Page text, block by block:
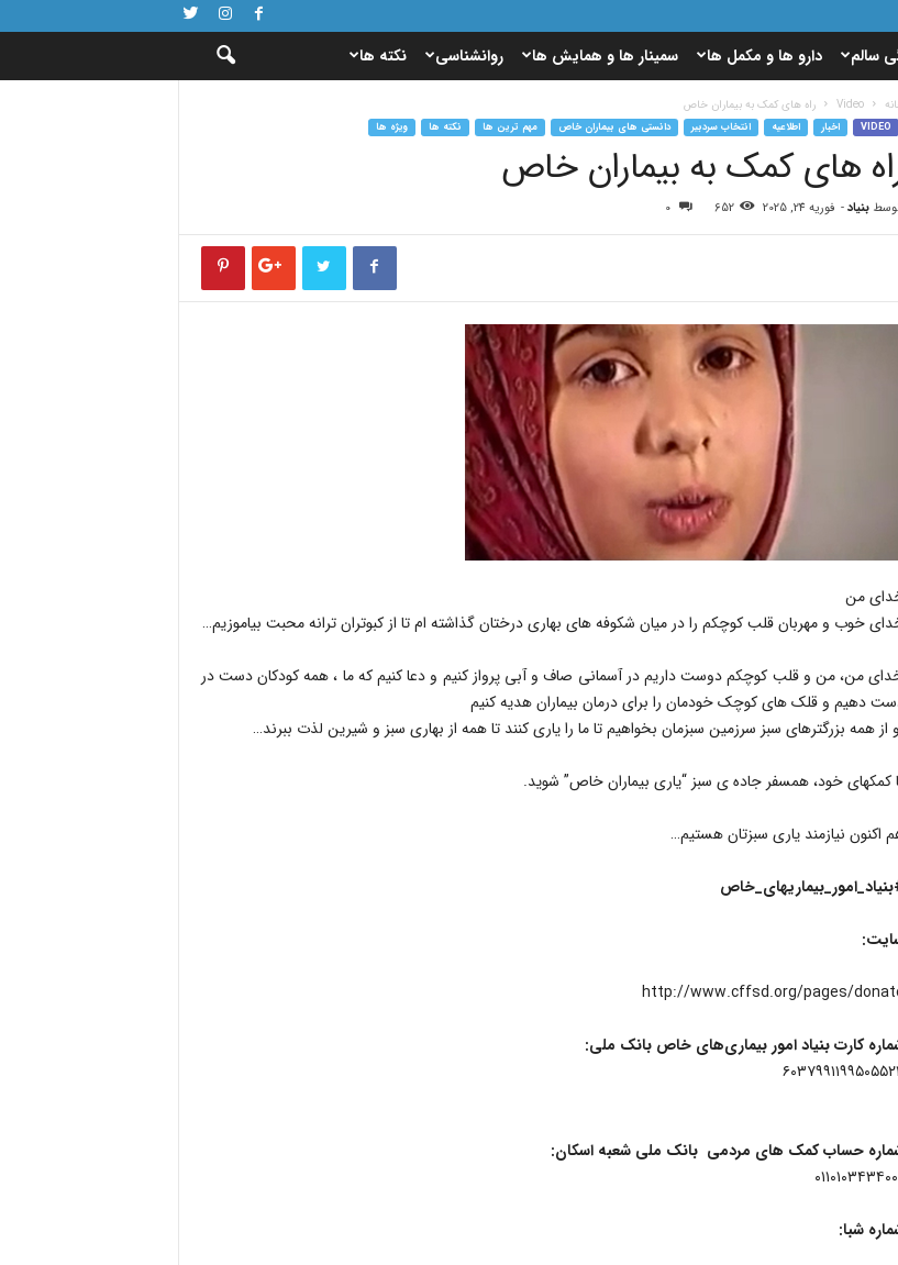
سالم دارو ها و مکمل ها سمینار ها و همایش ها روانشناسی نکته ها
Video راه های کمک به بیماران خاص
VIDEO اخبار اطلاعیه انتخاب سردبیر دانستی های بیماران خاص مهم ترین ها نکته ها ویژه ها
های کمک به بیماران خاص
بنیاد- فوریه 24, 2025 652
0
من
خوب و مهربان قلب کوچکم را در میان شکوفه های بهاری درختان گذاشته ام تا از کبوتران ترانه محبت بیاموزیم…
من، من و قلب کوچکم دوست داریم در آسمانی صاف و آبی پرواز کنیم و دعا کنیم که ما ، همه کودکان دست در
دهیم و قلک های کوچک خودمان را برای درمان بیماران هدیه کنیم
و از همه بزرگترهای سبز سرزمین سبزمان بخواهیم تا ما را یاری کنند تا همه از بهاری سبز و شیرین لذت ببرند…
کمکهای خود، همسفر جاده ی سبز “یاری بیماران خاص” شوید.
اکنون نیازمند یاری سبزتان هستیم…
http://www.cffsd.org/pages/
کارت بنیاد امور بیماری‌های خاص بانک ملی:
حساب کمک های مردمی بانک ملی شعبه اسکان:
شبا: